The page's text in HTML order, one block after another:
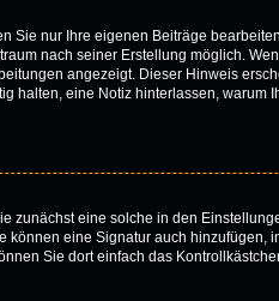
Sie nur Ihre eigenen Beiträge
nach seiner Erstellung möglich.
angezeigt. Dieser Hinweis
halten, eine Notiz hinterlassen,
zunächst eine solche in den
können eine Signatur auch
Sie dort einfach das